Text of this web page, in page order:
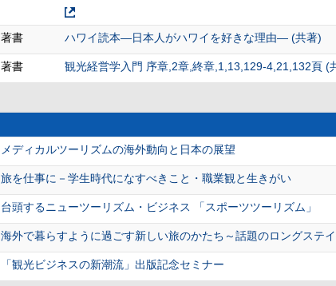
著書 ハワイ読本―日本人がハワイを好きな理由― (共著)
著書 観光経営学入門 序章,2章,終章,1,13,129-4,21,132頁 (
メディカルツーリズムの海外動向と日本の展望
旅を仕事に－学生時代になすべきこと・職業観と生きがい
台頭するニューツーリズム・ビジネス 「スポーツツーリズム」
海外で暮らすように過ごす新しい旅のかたち～話題のロングステ
「観光ビジネスの新潮流」出版記念セミナー